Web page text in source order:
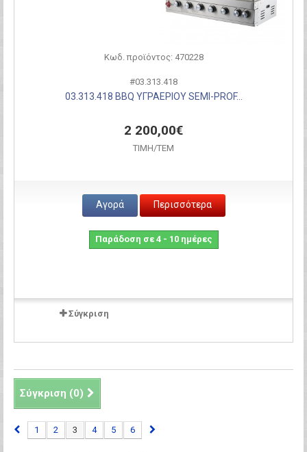
Κωδ. προϊόντος: 470228
#03.313.418
03.313.418 BBQ ΥΓΡΑΕΡΙΟΥ SEMI-PROF...
2 200,00€
ΤΙΜH/ΤΕΜ
Αγορά Περισσότερα
Παράδοση σε 4 - 10 ημέρες
Σύγκριση
Σύγκριση (0)
1 2 3 4 5 6